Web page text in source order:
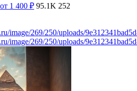
от 1 400 ₽ 95.1K 252
image/269/250/uploads/
image/269/250/uploads/